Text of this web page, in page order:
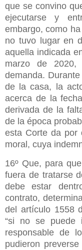
que se convino
ejecutarse y
embargo, como
no tuvo lugar en
aquella indicada
marzo de
demanda.
de la casa, la
acerca de la
derivada de la
de la época
esta Corte da por
moral, cuya
16º Que, para
fuera de tratarse
debe estar
contrato,
del artículo 1558
“si no se puede
responsable de
pudieron